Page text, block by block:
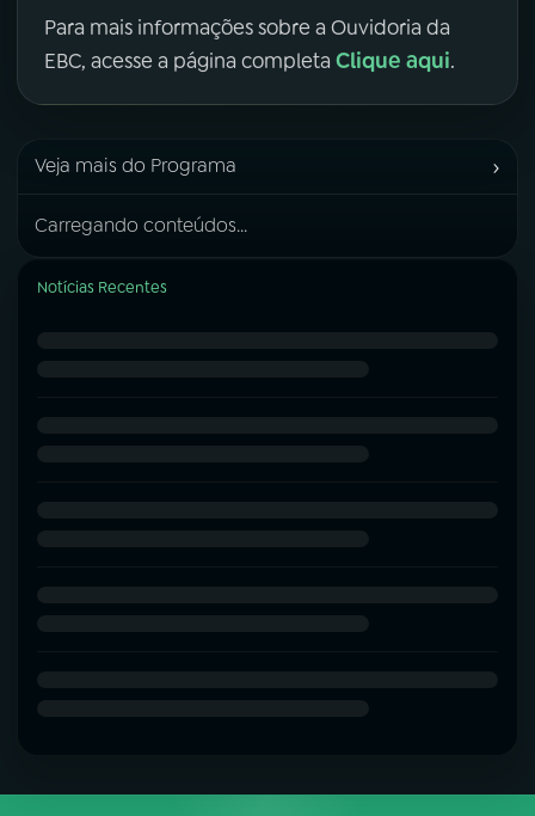
Para mais informações sobre a Ouvidoria da
EBC, acesse a página completa Clique aqui.
Veja mais do Programa ›
Carregando conteúdos...
Notícias Recentes